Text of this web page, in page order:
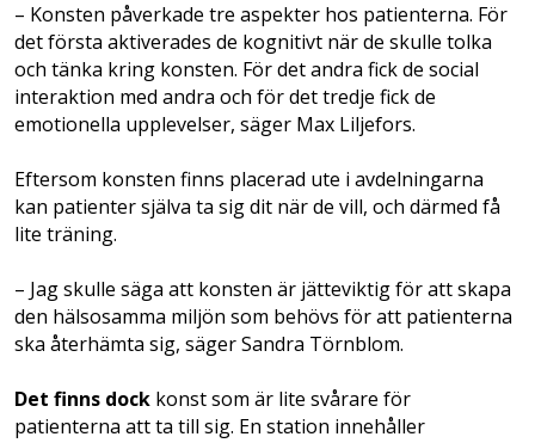
– Konsten påverkade tre aspekter hos patienterna. För
det första aktiverades de kognitivt när de skulle tolka
och tänka kring konsten. För det andra fick de social
interaktion med andra och för det tredje fick de
emotionella upplevelser, säger Max Liljefors.
Eftersom konsten finns placerad ute i avdelningarna
kan patienter själva ta sig dit när de vill, och därmed få
lite träning.
– Jag skulle säga att konsten är jätteviktig för att skapa
den hälsosamma miljön som behövs för att patienterna
ska återhämta sig, säger Sandra Törnblom.
Det finns dock konst som är lite svårare för
patienterna att ta till sig. En station innehåller